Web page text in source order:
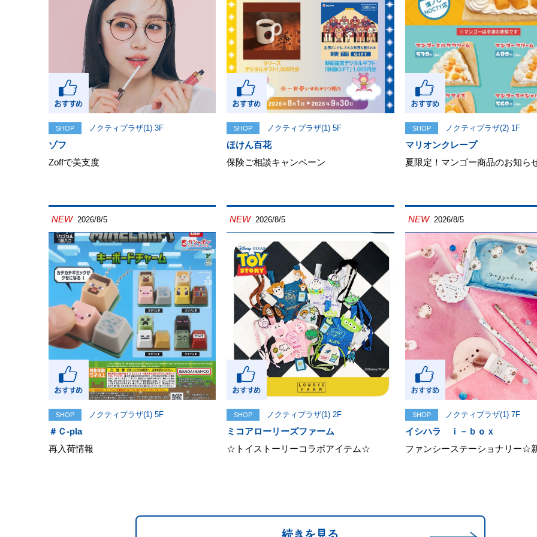
SHOP ノクティプラザ(1) 3F
ゾフ
Zoffで美支度
SHOP ノクティプラザ(1) 5F
ほけん百花
保険ご相談キャンペーン
SHOP ノクティプラザ(2) 1F
マリオンクレープ
夏限定！マンゴー商品のお知ら
NEW 2026/8/5
SHOP ノクティプラザ(1) 5F
＃Ｃ-pla
再入荷情報
NEW 2026/8/5
SHOP ノクティプラザ(1) 2F
ミコアローリーズファーム
☆トイストーリーコラボアイテム☆
NEW 2026/8/5
SHOP ノクティプラザ(1) 7F
イシハラ ｉ－ｂｏｘ
ファンシーステーショナリー☆
続きを見る